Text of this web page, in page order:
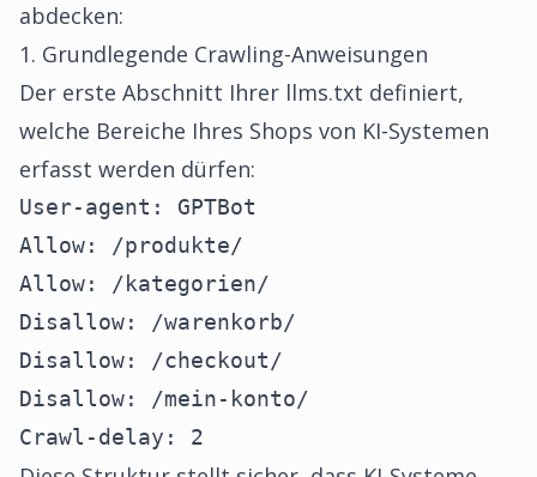
abdecken:
1. Grundlegende Crawling-Anweisungen
Der erste Abschnitt Ihrer llms.txt definiert,
welche Bereiche Ihres Shops von KI-Systemen
erfasst werden dürfen:
User-agent: GPTBot
Allow: /produkte/
Allow: /kategorien/
Disallow: /warenkorb/
Disallow: /checkout/
Disallow: /mein-konto/
Crawl-delay: 2